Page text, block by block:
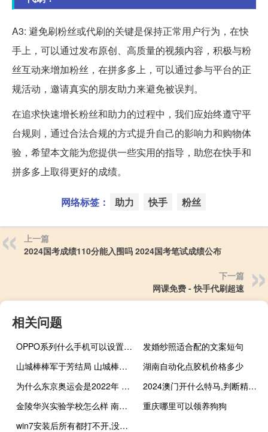
A3: 避免刷粉丝或代刷的关键是保持正常用户行为，在快
手上，可以通过发布原创、高质量的视频内容，积极与粉
丝互动来增加粉丝，在拼多多上，可以通过参与平台的正
规活动，邀请真实的朋友助力来避免被误判。
在追求快速增长粉丝和助力的过程中，我们应始终遵守平
台规则，通过合法合规的方式提升自己的影响力和购物体
验，希望本文能为您提供一些实用的指导，助您在快手和
拼多多上取得更好的成绩。
网络标签： 助力 快手 粉丝
上一篇
2024国考成绩110分能入围吗 2024国考笔试成绩公布
下一篇
网课免费 - 快手代刷超速
相关问题
OPPO系列什么手机可以设置鸿蒙系统 华为鸿蒙系统手机型号
发婚纱照适合配的文案短句
山城棒棒军于芳结局 山城棒棒军方言版全集
湖南自动化点胶机价格多少
为什么东京奥运会是2022年 东京奥运会的举办时间
2024澳门开什么特马,判断精选解释落实_V版33.67.67
金陵华兴实验学校怎么样 南京金陵中学实验小学
重庆哪里可以领养狗狗
win7安装后所有都打不开,没有权限 win7管理员取得所有权